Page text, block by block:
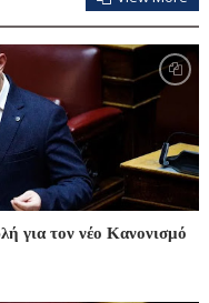
για τον νέο Κανονισμό